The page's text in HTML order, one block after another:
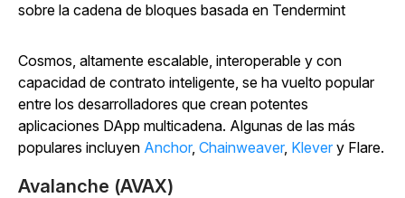
sobre la cadena de bloques basada en Tendermint
Cosmos, altamente escalable, interoperable y con
capacidad de contrato inteligente, se ha vuelto popular
entre los desarrolladores que crean potentes
aplicaciones DApp multicadena. Algunas de las más
populares incluyen Anchor, Chainweaver, Klever y Flare.
Avalanche (AVAX)